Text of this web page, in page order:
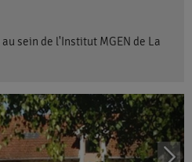
sein de l'Institut MGEN de La